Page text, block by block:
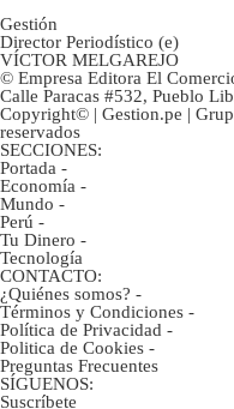
Gestión
Director Periodístico (e)
VÍCTOR MELGAREJO
© Empresa Editora El
Calle Paracas #532, Pueblo
Copyright© | Gestion.pe |
reservados
SECCIONES:
Portada -
Economía -
Mundo -
Perú -
Tu Dinero -
Tecnología
CONTACTO:
¿Quiénes somos? -
Términos y Condiciones -
Política de Privacidad -
Politica de Cookies -
Preguntas Frecuentes
SÍGUENOS:
Suscríbete